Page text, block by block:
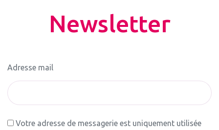
Newsletter
Adresse mail
Votre adresse de messagerie est uniquement utilisée